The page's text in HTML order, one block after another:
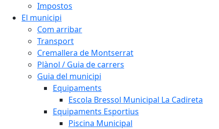
Impostos
El municipi
Com arribar
Transport
Cremallera de Montserrat
Plànol / Guia de carrers
Guia del municipi
Equipaments
Escola Bressol Municipal La Cadireta
Equipaments Esportius
Piscina Municipal